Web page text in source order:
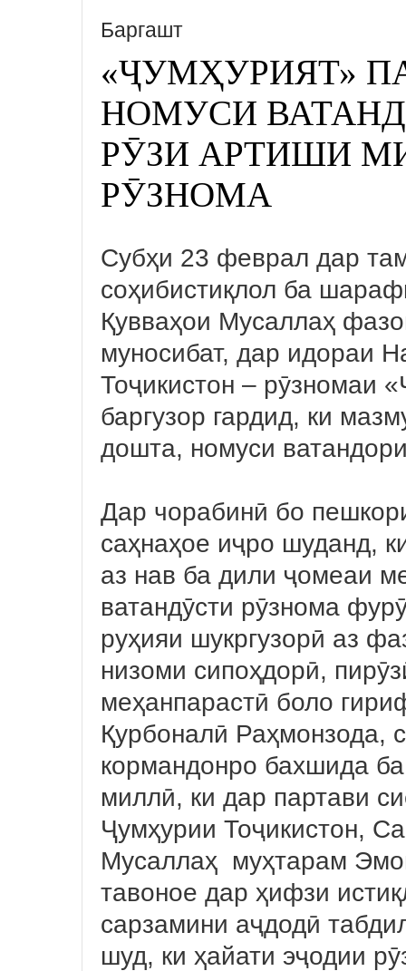
Баргашт
«ҶУМҲУРИЯТ»
НОМУСИ
РӮЗИ АРТИШИ
РӮЗНОМА
Субҳи 23 феврал дар
соҳибистиқлол ба
Қувваҳои Мусаллаҳ
муносибат, дар идораи
Тоҷикистон – рӯзномаи
баргузор гардид, ки
дошта, номуси
Дар чорабинӣ бо
саҳнаҳое иҷро шуданд,
аз нав ба дили ҷомеаи
ватандӯсти рӯзнома
руҳияи шукргузорӣ аз
низоми сипоҳдорӣ,
меҳанпарастӣ боло
Қурбоналӣ Раҳмонзода,
кормандонро бахшида
миллӣ, ки дар партави
Ҷумҳурии Тоҷикистон,
Мусаллаҳ муҳтарам
тавоное дар ҳифзи
сарзамини аҷдодӣ
шуд, ки ҳайати эҷодии